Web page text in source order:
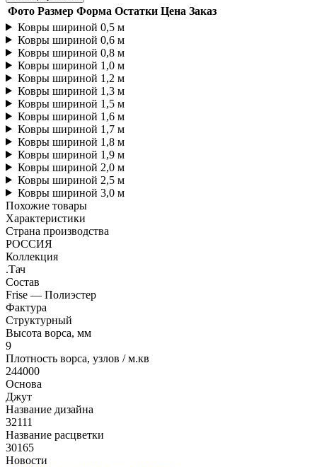
Фото Размер Форма Остатки Цена Заказ
Ковры шириной 0,5 м
Ковры шириной 0,6 м
Ковры шириной 0,8 м
Ковры шириной 1,0 м
Ковры шириной 1,2 м
Ковры шириной 1,3 м
Ковры шириной 1,5 м
Ковры шириной 1,6 м
Ковры шириной 1,7 м
Ковры шириной 1,8 м
Ковры шириной 1,9 м
Ковры шириной 2,0 м
Ковры шириной 2,5 м
Ковры шириной 3,0 м
Похожие товары
Характеристики
Страна производства
РОССИЯ
Коллекция
.Тач
Состав
Frise — Полиэстер
Фактура
Структурный
Высота ворса, мм
9
Плотность ворса, узлов / м.кв
244000
Основа
Джут
Название дизайна
32111
Название расцветки
30165
Новости